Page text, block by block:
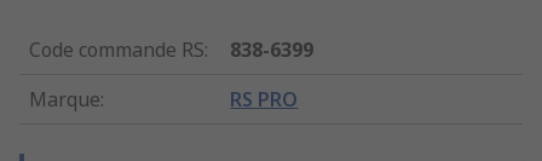
Code commande RS:
838-6399
Marque: RS PRO